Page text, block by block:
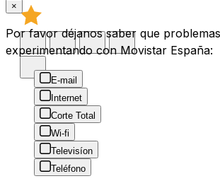
×
Por favor déjanos saber que
experimentando con Movistar España:
E-mail
Internet
Corte Total
Wi-fi
Televisíon
Teléfono